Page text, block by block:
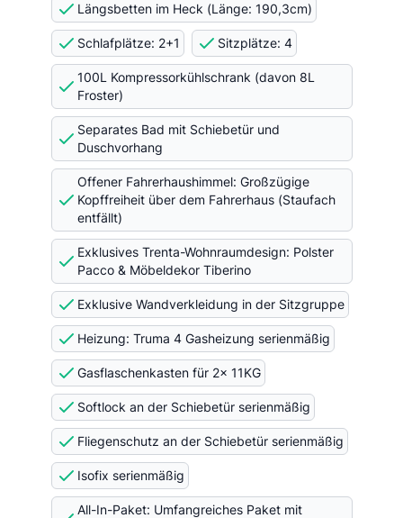
Längsbetten im Heck (Länge: 190,3cm)
Schlafplätze: 2+1 Sitzplätze: 4
100L Kompressorkühlschrank (davon 8L
Froster)
Separates Bad mit Schiebetür und
Duschvorhang
Offener Fahrerhaushimmel: Großzügige
Kopffreiheit über dem Fahrerhaus (Staufach
entfällt)
Exklusives Trenta-Wohnraumdesign: Polster
Pacco & Möbeldekor Tiberino
Exklusive Wandverkleidung in der Sitzgruppe
Heizung: Truma 4 Gasheizung serienmäßig
Gasflaschenkasten für 2x 11KG
Softlock an der Schiebetür serienmäßig
Fliegenschutz an der Schiebetür serienmäßig
Isofix serienmäßig
All-In-Paket: Umfangreiches Paket mit